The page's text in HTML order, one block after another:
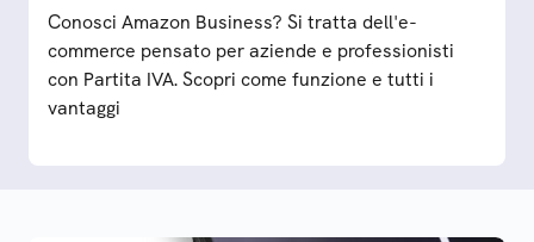
Conosci Amazon Business? Si tratta dell'e-
commerce pensato per aziende e professionisti
con Partita IVA. Scopri come funzione e tutti i
vantaggi